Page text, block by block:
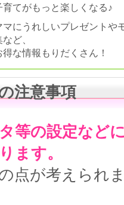
育てがもっと楽しくなる♪
マにうれしいプレゼントや
など、
得な情報もりだくさん！
注意事項
等の設定など
ます。
点が考えられ